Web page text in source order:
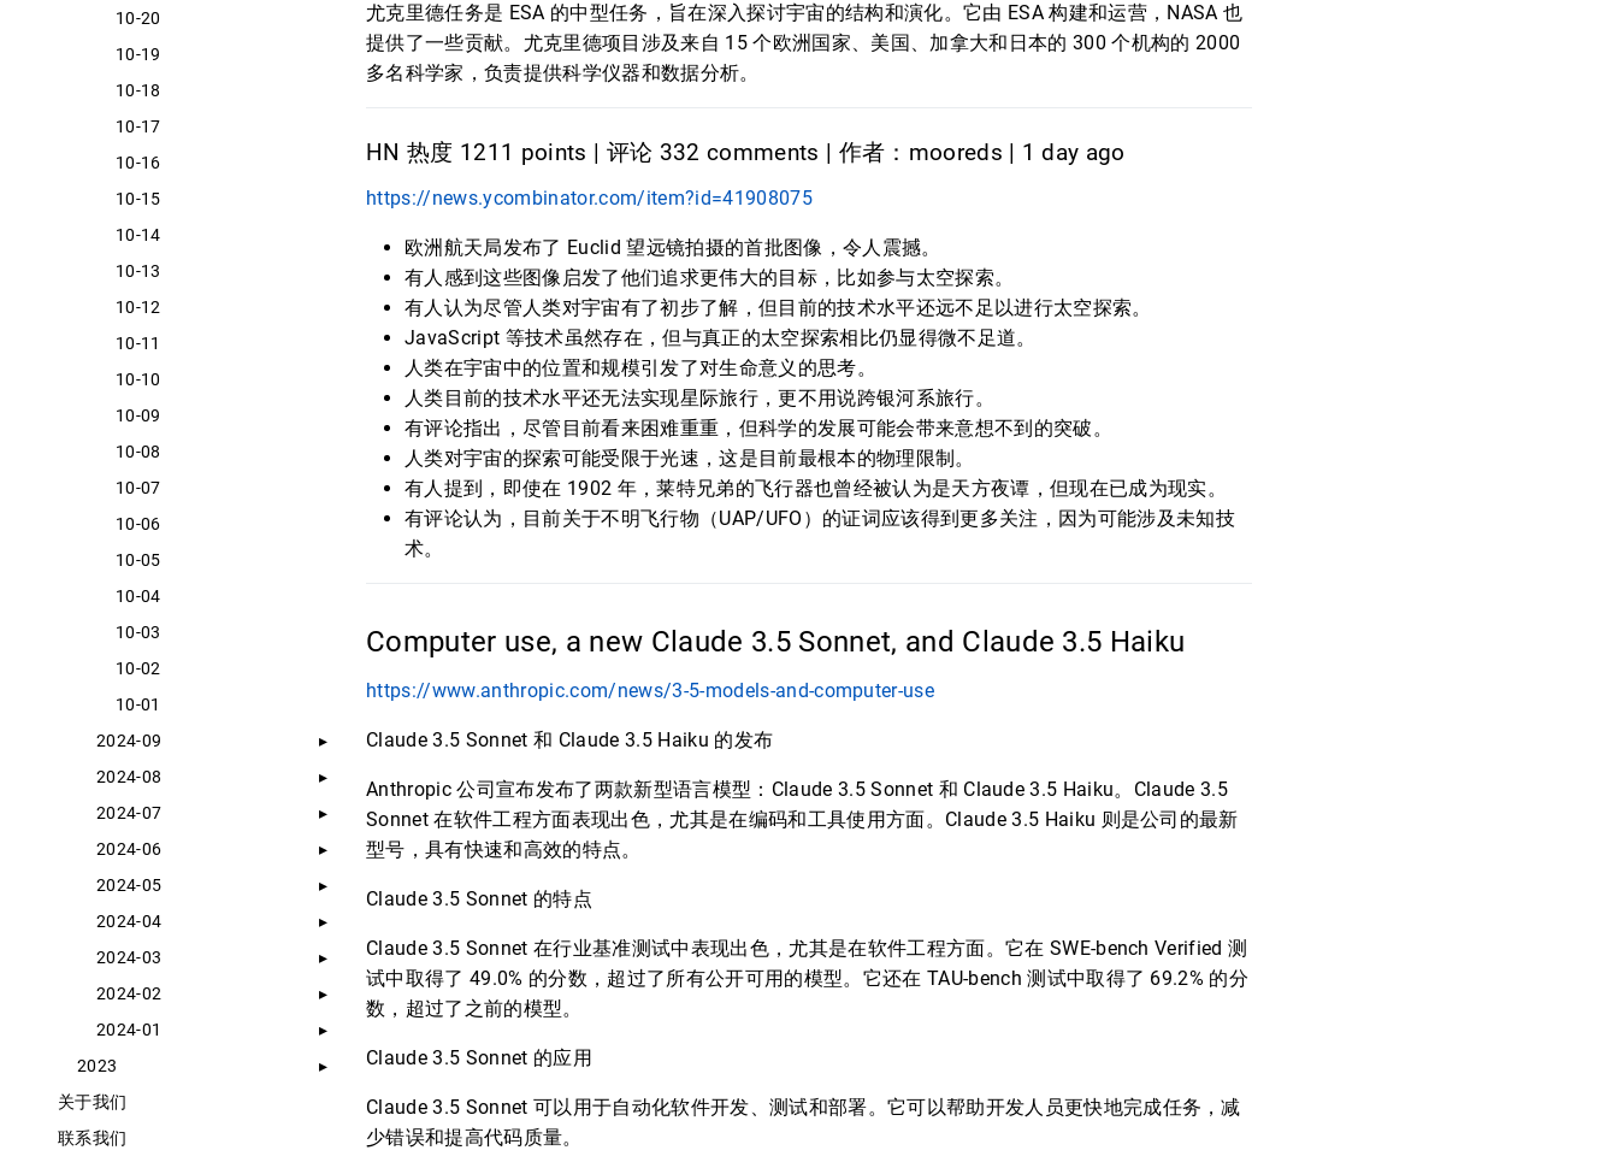
10-20
10-19
10-18
10-17
10-16
10-15
10-14
10-13
10-12
10-11
10-10
10-09
10-08
10-07
10-06
10-05
10-04
10-03
10-02
10-01
2024-09
2024-08
2024-07
2024-06
2024-05
2024-04
2024-03
2024-02
2024-01
2023
关于我们
联系我们
尤克里德任务是 ESA 的中型任务，旨在深入探讨宇宙的结构和演化。它由 ESA 构建和运营，NASA 也
提供了一些贡献。尤克里德项目涉及来自 15 个欧洲国家、美国、加拿大和日本的 300 个机构的 2000
多名科学家，负责提供科学仪器和数据分析。
HN 热度 1211 points | 评论 332 comments | 作者：mooreds | 1 day ago
https://news.ycombinator.com/item?id=41908075
欧洲航天局发布了 Euclid 望远镜拍摄的首批图像，令人震撼。
有人感到这些图像启发了他们追求更伟大的目标，比如参与太空探索。
有人认为尽管人类对宇宙有了初步了解，但目前的技术水平还远不足以进行太空探索。
JavaScript 等技术虽然存在，但与真正的太空探索相比仍显得微不足道。
人类在宇宙中的位置和规模引发了对生命意义的思考。
人类目前的技术水平还无法实现星际旅行，更不用说跨银河系旅行。
有评论指出，尽管目前看来困难重重，但科学的发展可能会带来意想不到的突破。
人类对宇宙的探索可能受限于光速，这是目前最根本的物理限制。
有人提到，即使在 1902 年，莱特兄弟的飞行器也曾经被认为是天方夜谭，但现在已成为现实。
有评论认为，目前关于不明飞行物（UAP/UFO）的证词应该得到更多关注，因为可能涉及未知技
术。
Computer use, a new Claude 3.5 Sonnet, and Claude 3.5 Haiku
https://www.anthropic.com/news/3-5-models-and-computer-use
Claude 3.5 Sonnet 和 Claude 3.5 Haiku 的发布
Anthropic 公司宣布发布了两款新型语言模型：Claude 3.5 Sonnet 和 Claude 3.5 Haiku。Claude 3.5
Sonnet 在软件工程方面表现出色，尤其是在编码和工具使用方面。Claude 3.5 Haiku 则是公司的最新
型号，具有快速和高效的特点。
Claude 3.5 Sonnet 的特点
Claude 3.5 Sonnet 在行业基准测试中表现出色，尤其是在软件工程方面。它在 SWE-bench Verified 测
试中取得了 49.0% 的分数，超过了所有公开可用的模型。它还在 TAU-bench 测试中取得了 69.2% 的分
数，超过了之前的模型。
Claude 3.5 Sonnet 的应用
Claude 3.5 Sonnet 可以用于自动化软件开发、测试和部署。它可以帮助开发人员更快地完成任务，减
少错误和提高代码质量。